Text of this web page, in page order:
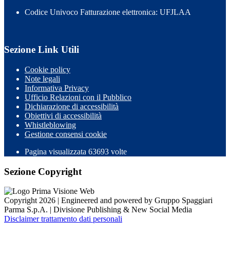
Codice Univoco Fatturazione elettronica: UFJLAA
Sezione Link Utili
Cookie policy
Note legali
Informativa Privacy
Ufficio Relazioni con il Pubblico
Dichiarazione di accessibilità
Obiettivi di accessibilità
Whistleblowing
Gestione consensi cookie
Pagina visualizzata 63693 volte
Sezione Copyright
Copyright 2026 | Engineered and powered by Gruppo Spaggiari
Parma S.p.A. | Divisione Publishing & New Social Media
Disclaimer trattamento dati personali